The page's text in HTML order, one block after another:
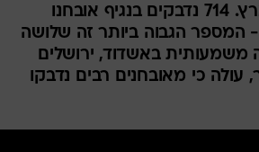
נוספים ברחבי הארץ. 714 נדבקים בנגיף אובחנו
המספר הגבוה ביותר זה שלושה
משמעותית באשדוד, ירושלים
עולה כי מאובחנים רבים נדבקו